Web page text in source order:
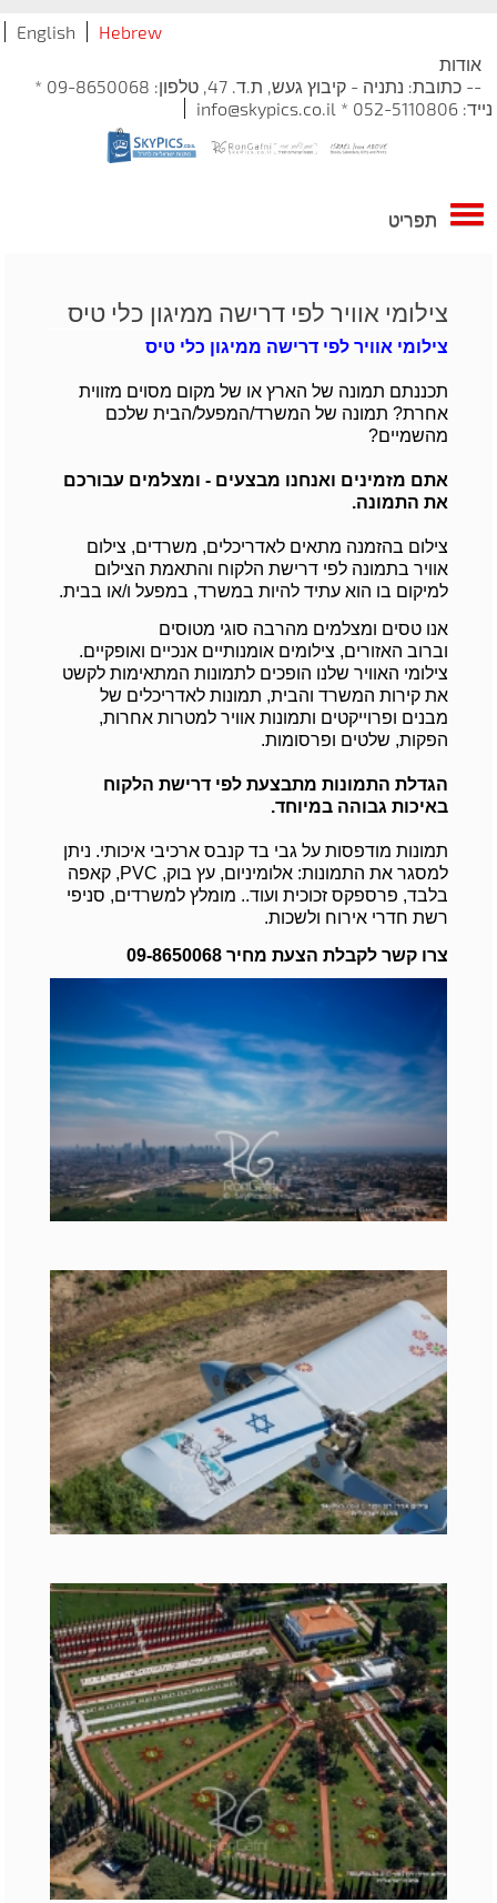
Hebrew
English
אודות
-- כתובת: נתניה - קיבוץ געש, ת.ד. 47, טלפון: 09-8650068 *
נייד: 052-5110806 * info@skypics.co.il
תפריט
צילומי אוויר לפי דרישה ממיגון כלי טיס
צילומי אוויר לפי דרישה ממיגון כלי טיס
תכננתם תמונה של הארץ או של מקום מסוים מזווית
אחרת? תמונה של המשרד/המפעל/הבית שלכם
מהשמיים?
אתם מזמינים ואנחנו מבצעים - ומצלמים עבורכם
את התמונה.
צילום בהזמנה מתאים לאדריכלים, משרדים, צילום
אוויר בתמונה לפי דרישת הלקוח והתאמת הצילום
למיקום בו הוא עתיד להיות במשרד, במפעל ו/או בבית.
אנו טסים ומצלמים מהרבה סוגי מטוסים
וברוב האזורים, צילומים אומנותיים אנכיים ואופקיים.
צילומי האוויר שלנו הופכים לתמונות המתאימות לקשט
את קירות המשרד והבית, תמונות לאדריכלים של
מבנים ופרוייקטים ותמונות אוויר למטרות אחרות,
הפקות, שלטים ופרסומות.
הגדלת התמונות מתבצעת לפי דרישת הלקוח
באיכות גבוהה במיוחד.
תמונות מודפסות על גבי בד קנבס ארכיבי איכותי. ניתן
למסגר את התמונות: אלומיניום, עץ בוק, PVC, קאפה
בלבד, פרספקס זכוכית ועוד.. מומלץ למשרדים, סניפי
רשת חדרי אירוח ולשכות.
צרו קשר לקבלת הצעת מחיר 09-8650068